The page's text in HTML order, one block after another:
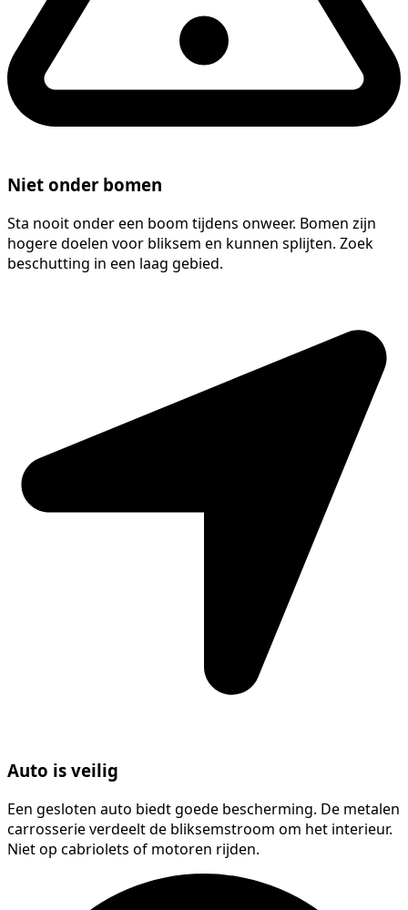
Niet onder bomen
Sta nooit onder een boom tijdens onweer. Bomen zijn
hogere doelen voor bliksem en kunnen splijten. Zoek
beschutting in een laag gebied.
Auto is veilig
Een gesloten auto biedt goede bescherming. De metalen
carrosserie verdeelt de bliksemstroom om het interieur.
Niet op cabriolets of motoren rijden.